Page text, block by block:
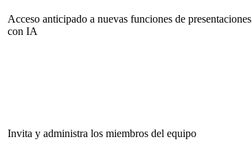
Acceso anticipado a nuevas funciones de presentaciones
con IA
Invita y administra los miembros del equipo